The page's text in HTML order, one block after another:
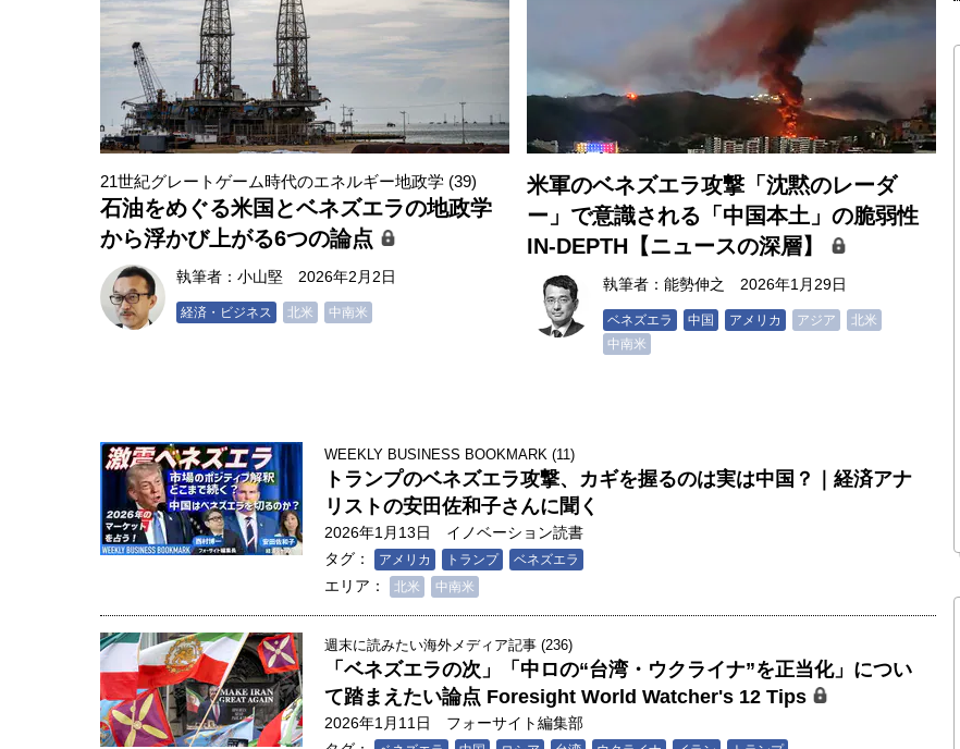
21世紀グレートゲーム時代のエネルギー地政学 (39)
石油をめぐる米国とベネズエラの地政学
から浮かび上がる6つの論点
執筆者： 小山堅 2026年2月2日
経済・ビジネス 北米 中南米
米軍のベネズエラ攻撃「沈黙のレーダ
ー」で意識される「中国本土」の脆弱性
IN-DEPTH【ニュースの深層】
執筆者： 能勢伸之 2026年1月29日
ベネズエラ 中国 アメリカ アジア
北米
中南米
WEEKLY BUSINESS BOOKMARK (11)
トランプのベネズエラ攻撃、カギを握るのは実は中国？｜経済アナ
リストの安田佐和子さんに聞く
2026年1月13日
イノベーション読書
タグ：
アメリカ トランプ ベネズエラ
エリア： 北米 中南米
週末に読みたい海外メディア記事 (236)
「ベネズエラの次」「中ロの“台湾・ウクライナ”を正当化」につい
て踏まえたい論点 Foresight World Watcher's 12 Tips
2026年1月11日
フォーサイト編集部